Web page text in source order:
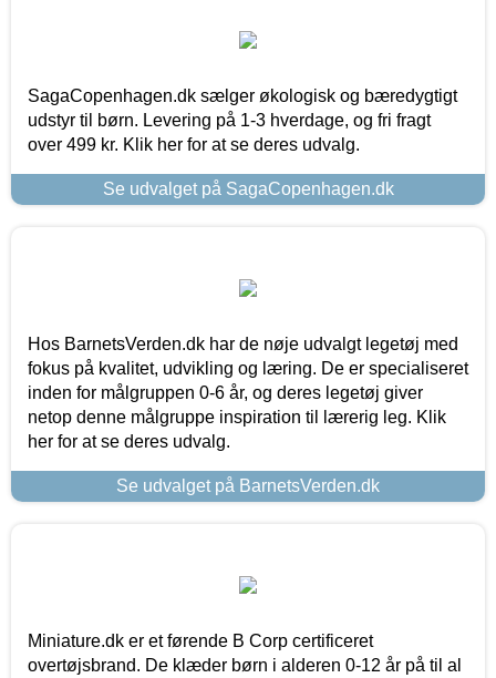
SagaCopenhagen.dk sælger økologisk og bæredygtigt
udstyr til børn. Levering på 1-3 hverdage, og fri fragt
over 499 kr. Klik her for at se deres udvalg.
Se udvalget på SagaCopenhagen.dk
Hos BarnetsVerden.dk har de nøje udvalgt legetøj med
fokus på kvalitet, udvikling og læring. De er specialiseret
inden for målgruppen 0-6 år, og deres legetøj giver
netop denne målgruppe inspiration til lærerig leg. Klik
her for at se deres udvalg.
Se udvalget på BarnetsVerden.dk
Miniature.dk er et førende B Corp certificeret
overtøjsbrand. De klæder børn i alderen 0-12 år på til al